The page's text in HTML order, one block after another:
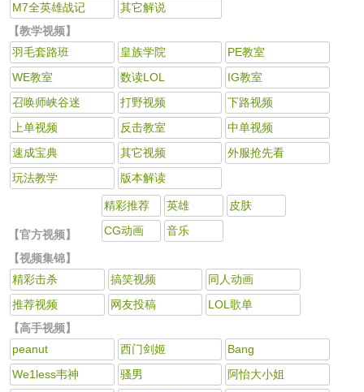
M7全英雄战记
其它解说
【教学视频】
羽毛套路班
皇族学院
PE教室
WE教室
数读LOL
IG教室
召唤师峡谷迷
打野视频
下路视频
上单视频
反击教室
中单视频
速成宝典
其它视频
外服抢先看
玩法教学
版本解读
【官方视频】
精彩推荐 英雄
皮肤
CG动画
音乐
【视频集锦】
精彩击杀
搞笑视频
同人动画
推荐视频
网友投稿
LOL歌单
【高手视频】
peanut
西门剑姬
Bang
We1less韦神
骚男
阿怡大小姐